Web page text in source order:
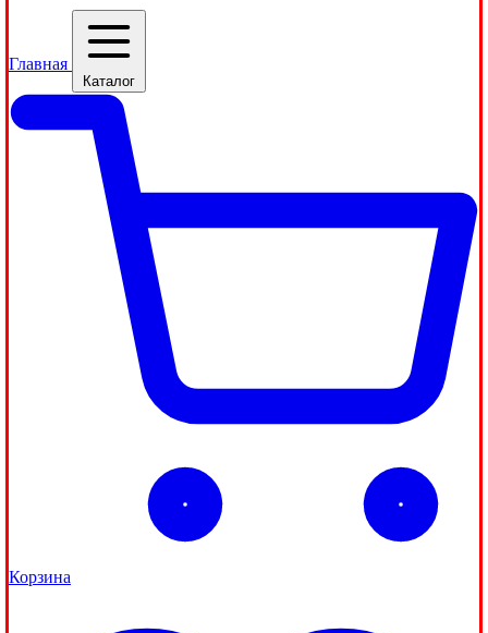
Главная
Каталог
Корзина